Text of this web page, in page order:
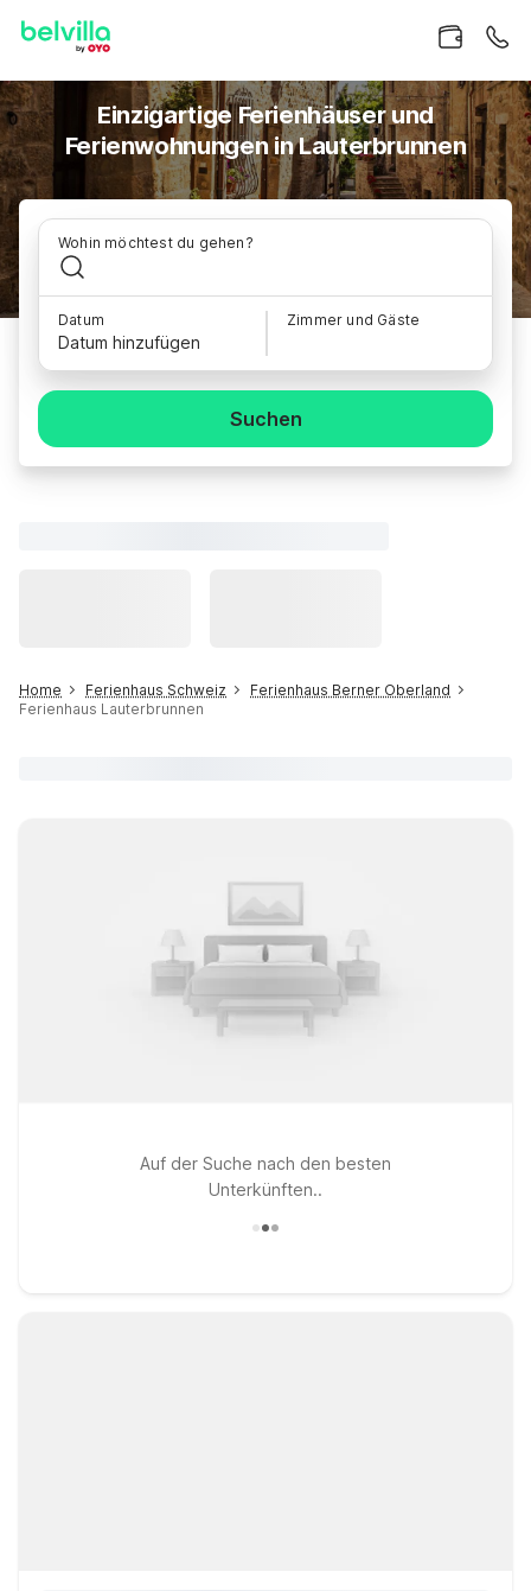
Einzigartige Ferienhäuser und
Ferienwohnungen in Lauterbrunnen
Wohin möchtest du gehen?
Datum
Datum hinzufügen
Zimmer und Gäste
Suchen
Home Ferienhaus Schweiz
Ferienhaus Berner Oberland
Ferienhaus Lauterbrunnen
Auf der Suche nach den besten
Unterkünften..